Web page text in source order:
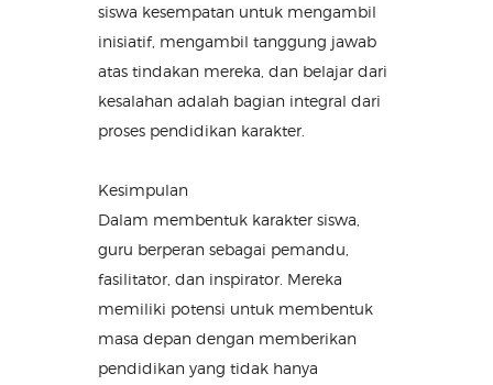
siswa kesempatan untuk mengambil
inisiatif, mengambil tanggung jawab
atas tindakan mereka, dan belajar dari
kesalahan adalah bagian integral dari
proses pendidikan karakter.
Kesimpulan
Dalam membentuk karakter siswa,
guru berperan sebagai pemandu,
fasilitator, dan inspirator. Mereka
memiliki potensi untuk membentuk
masa depan dengan memberikan
pendidikan yang tidak hanya